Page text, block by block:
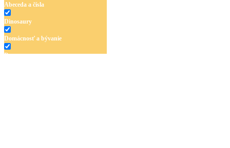
Abeceda a čísla
Dinosaury
Domácnosť a bývanie
Doprava